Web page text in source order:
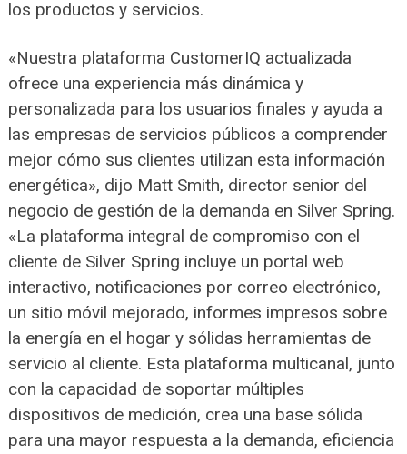
los productos y servicios.
«Nuestra plataforma CustomerIQ actualizada
ofrece una experiencia más dinámica y
personalizada para los usuarios finales y ayuda a
las empresas de servicios públicos a comprender
mejor cómo sus clientes utilizan esta información
energética», dijo Matt Smith, director senior del
negocio de gestión de la demanda en Silver Spring.
«La plataforma integral de compromiso con el
cliente de Silver Spring incluye un portal web
interactivo, notificaciones por correo electrónico,
un sitio móvil mejorado, informes impresos sobre
la energía en el hogar y sólidas herramientas de
servicio al cliente. Esta plataforma multicanal, junto
con la capacidad de soportar múltiples
dispositivos de medición, crea una base sólida
para una mayor respuesta a la demanda, eficiencia